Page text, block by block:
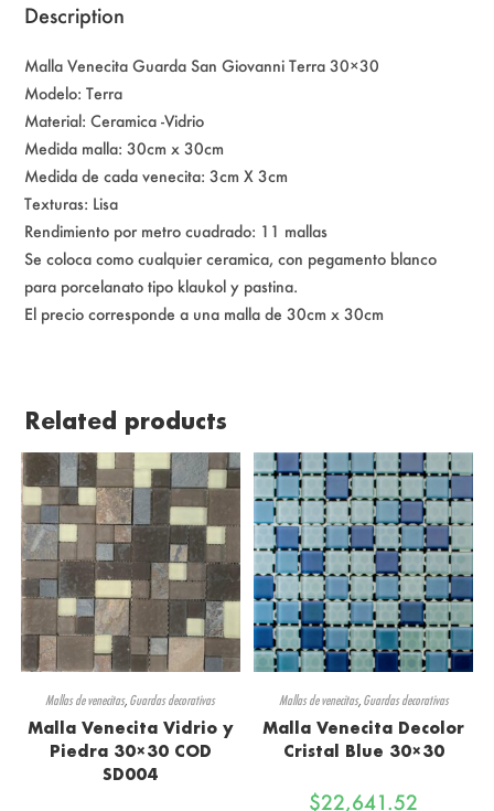
Description
Malla Venecita Guarda San Giovanni Terra 30×30
Modelo: Terra
Material: Ceramica -Vidrio
Medida malla: 30cm x 30cm
Medida de cada venecita: 3cm X 3cm
Texturas: Lisa
Rendimiento por metro cuadrado: 11 mallas
Se coloca como cualquier ceramica, con pegamento blanco
para porcelanato tipo klaukol y pastina.
El precio corresponde a una malla de 30cm x 30cm
Related products
Mallas de venecitas, Guardas decorativas
Malla Venecita Vidrio y
Piedra 30×30 COD
SD004
Mallas de venecitas, Guardas decorativas
Malla Venecita Decolor
Cristal Blue 30×30
$22,641.52